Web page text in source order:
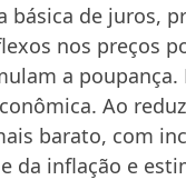
básica de juros,
nos preços
a poupança.
Ao
barato, com
da inflação e